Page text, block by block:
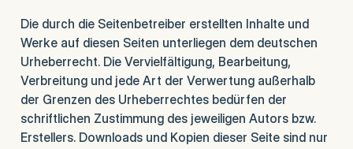
Die durch die Seitenbetreiber erstellten Inhalte und
Werke auf diesen Seiten unterliegen dem deutschen
Urheberrecht. Die Vervielfältigung, Bearbeitung,
Verbreitung und jede Art der Verwertung außerhalb
der Grenzen des Urheberrechtes bedürfen der
schriftlichen Zustimmung des jeweiligen Autors bzw.
Erstellers. Downloads und Kopien dieser Seite sind nur